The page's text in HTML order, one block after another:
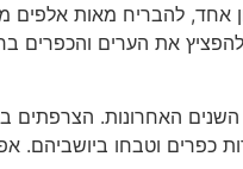
אחד, להבריח מאות
את הערים והכפרים
האחרונות. הצרפתים
כפרים וטבחו ביושביהם.